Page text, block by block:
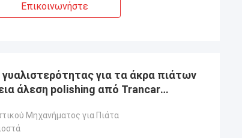
Επικοινωνήστε
για τα άκρα πιάτων
άλεση polishing από Trancar
Μηχανήματος για Πιάτα